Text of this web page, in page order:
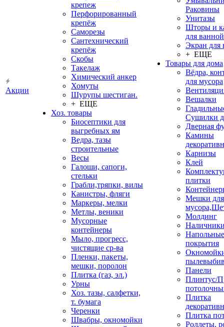
Акции
крепеж
Перфорированный
крепёж
Саморезы
Сантехнический
крепёж
Скобы
Такелаж
Химический анкер
Хомуты
Шурупы шестиган.
+ ЕЩЕ
Хоз. товары
Биосептики для
выгребных ям
Ведра, тазы
строительные
Весы
Галоши, сапоги,
стельки
Грабли,тряпки, вилы
Канистры, фляги
Маркеры, мелки
Метлы, веники
Мусорные
контейнеры
Мыло, прогресс,
чистящие ср-ва
Пленки, пакеты,
мешки, поролон
Плитка (газ, эл.)
Урны
Хоз. тазы, салфетки,
т. бумага
Черенки
Швабры, окномойки
Раковины
Унитазы
Шторы и
для ванной
Экран для
+ ЕЩЕ
Товары для дома
Вёдра,
для мусора
Вешалки
Сушилки
Дверная
Камины
Карнизы
Клей
плитки
Мешки для
Молдинг
Напольные
покрытия
Панели
Плинтус/
Плитка
Плитка
Роллеты,